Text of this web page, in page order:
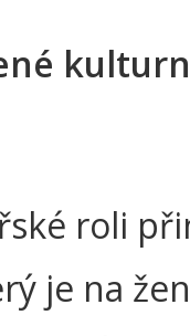
roli
je na